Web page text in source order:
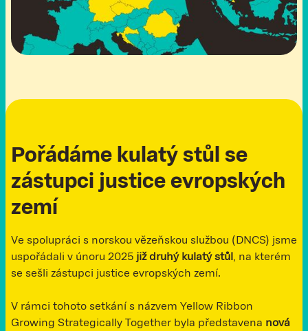
Pořádáme kulatý stůl se
zástupci justice evropských
zemí
Ve spolupráci s norskou vězeňskou službou (DNCS) jsme
uspořádali v únoru 2025 již druhý kulatý stůl, na kterém
se sešli zástupci justice evropských zemí.
V rámci tohoto setkání s názvem Yellow Ribbon
Growing Strategically Together byla představena nová